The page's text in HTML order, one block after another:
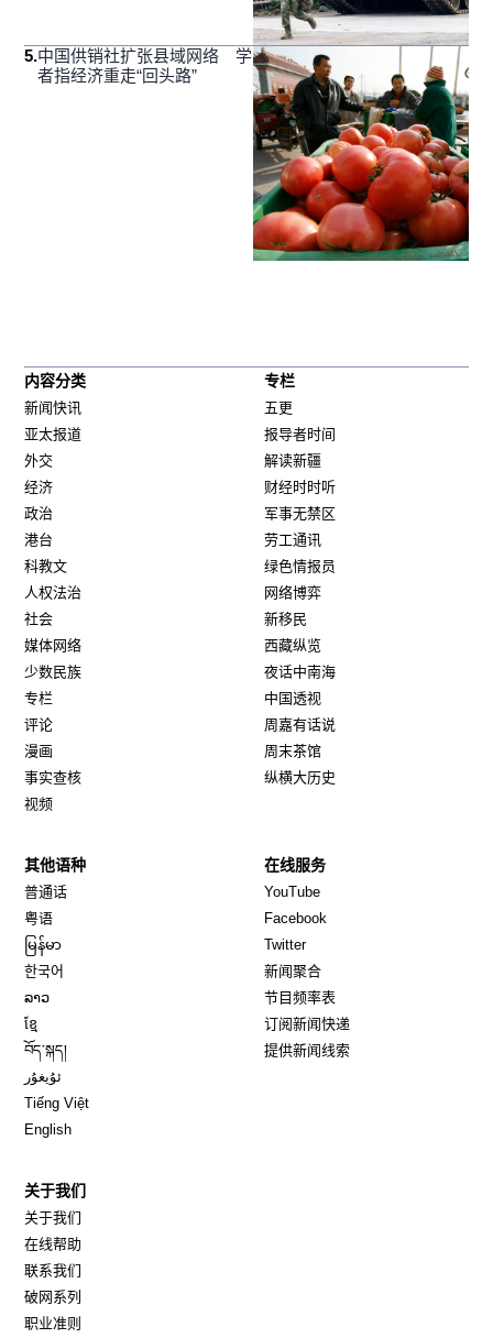
5.中国供销社扩张县域网络 学
者指经济重走“回头路”
内容分类
新闻快讯
亚太报道
外交
经济
政治
港台
科教文
人权法治
社会
媒体网络
少数民族
专栏
评论
漫画
事实查核
视频
专栏
五更
报导者时间
解读新疆
财经时时听
军事无禁区
劳工通讯
绿色情报员
网络博弈
新移民
西藏纵览
夜话中南海
中国透视
周嘉有话说
周末茶馆
纵横大历史
其他语种
普通话
粤语
မြန်မာ
한국어
ລາວ
ខ្មែ
བོད་སྐད།
ئۇيغۇر
Tiếng Việt
English
在线服务
YouTube
Facebook
TwitterOpens in new window
新闻聚合
节目频率表
订阅新闻快递
提供新闻线索
关于我们
关于我们
在线帮助
联系我们
破网系列
职业准则